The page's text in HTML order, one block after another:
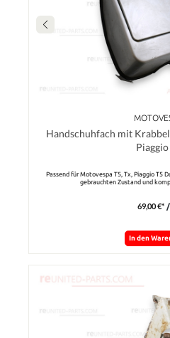
Handschuhfach mit
Piaggio
Passend für Motovespa T5, Tx, Piaggio T5
gebrauchten Zustand und
69,00 €*
In den